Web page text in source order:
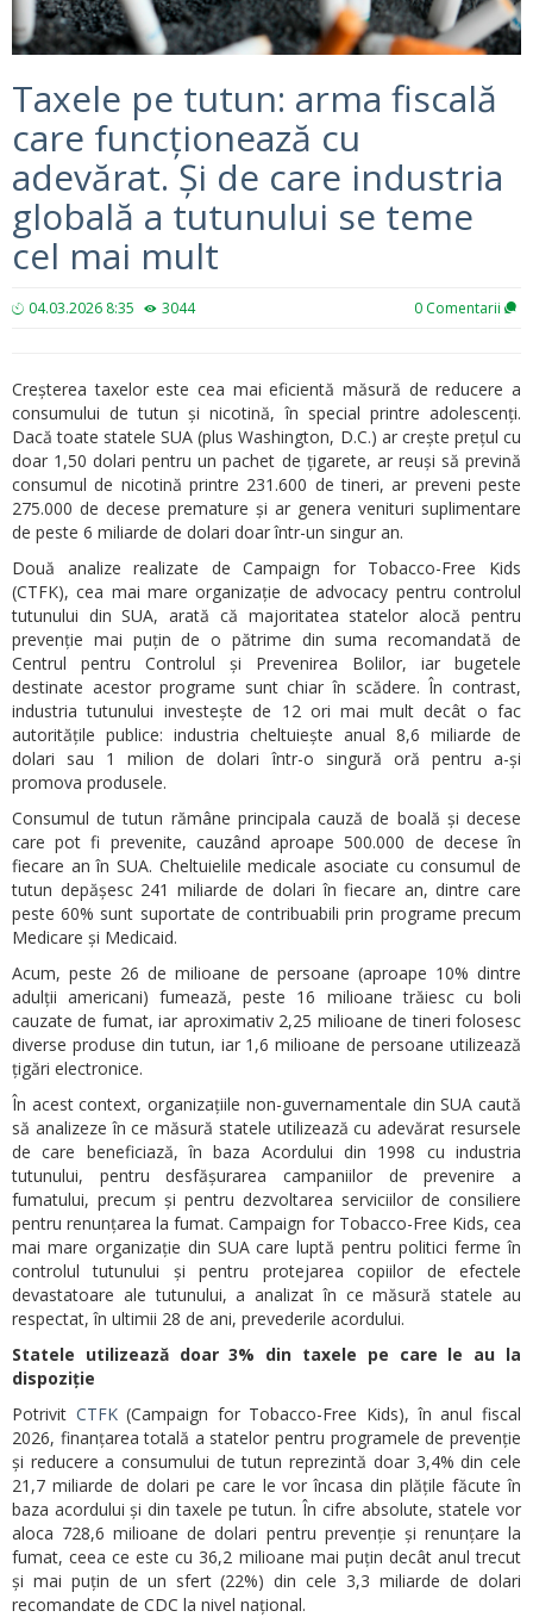
Taxele pe tutun: arma fiscală
care funcționează cu
adevărat. Și de care industria
globală a tutunului se teme
cel mai mult
04.03.2026 8:35 3044 0 Comentarii
Creșterea taxelor este cea mai eficientă măsură de reducere a
consumului de tutun și nicotină, în special printre adolescenți.
Dacă toate statele SUA (plus Washington, D.C.) ar crește prețul cu
doar 1,50 dolari pentru un pachet de țigarete, ar reuși să prevină
consumul de nicotină printre 231.600 de tineri, ar preveni peste
275.000 de decese premature și ar genera venituri suplimentare
de peste 6 miliarde de dolari doar într-un singur an.
Două analize realizate de Campaign for Tobacco-Free Kids
(CTFK), cea mai mare organizație de advocacy pentru controlul
tutunului din SUA, arată că majoritatea statelor alocă pentru
prevenție mai puțin de o pătrime din suma recomandată de
Centrul pentru Controlul și Prevenirea Bolilor, iar bugetele
destinate acestor programe sunt chiar în scădere. În contrast,
industria tutunului investește de 12 ori mai mult decât o fac
autoritățile publice: industria cheltuiește anual 8,6 miliarde de
dolari sau 1 milion de dolari într-o singură oră pentru a-și
promova produsele.
Consumul de tutun rămâne principala cauză de boală și decese
care pot fi prevenite, cauzând aproape 500.000 de decese în
fiecare an în SUA. Cheltuielile medicale asociate cu consumul de
tutun depășesc 241 miliarde de dolari în fiecare an, dintre care
peste 60% sunt suportate de contribuabili prin programe precum
Medicare și Medicaid.
Acum, peste 26 de milioane de persoane (aproape 10% dintre
adulții americani) fumează, peste 16 milioane trăiesc cu boli
cauzate de fumat, iar aproximativ 2,25 milioane de tineri folosesc
diverse produse din tutun, iar 1,6 milioane de persoane utilizează
țigări electronice.
În acest context, organizațiile non-guvernamentale din SUA caută
să analizeze în ce măsură statele utilizează cu adevărat resursele
de care beneficiază, în baza Acordului din 1998 cu industria
tutunului, pentru desfășurarea campaniilor de prevenire a
fumatului, precum și pentru dezvoltarea serviciilor de consiliere
pentru renunțarea la fumat. Campaign for Tobacco-Free Kids, cea
mai mare organizație din SUA care luptă pentru politici ferme în
controlul tutunului și pentru protejarea copiilor de efectele
devastatoare ale tutunului, a analizat în ce măsură statele au
respectat, în ultimii 28 de ani, prevederile acordului.
Statele utilizează doar 3% din taxele pe care le au la
dispoziție
Potrivit CTFK(Campaign for Tobacco-Free Kids), în anul fiscal
2026, finanțarea totală a statelor pentru programele de prevenție
și reducere a consumului de tutun reprezintă doar 3,4% din cele
21,7 miliarde de dolari pe care le vor încasa din plățile făcute în
baza acordului și din taxele pe tutun. În cifre absolute, statele vor
aloca 728,6 milioane de dolari pentru prevenție și renunțare la
fumat, ceea ce este cu 36,2 milioane mai puțin decât anul trecut
și mai puțin de un sfert (22%) din cele 3,3 miliarde de dolari
recomandate de CDC la nivel național.